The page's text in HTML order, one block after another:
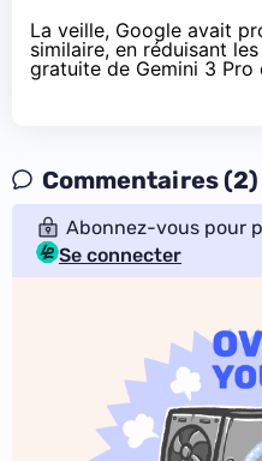
La veille, Google avait
similaire, en réduisant
gratuite de Gemini 3 Pro
Commentaires (2)
Abonnez-vous pour
Se connecter